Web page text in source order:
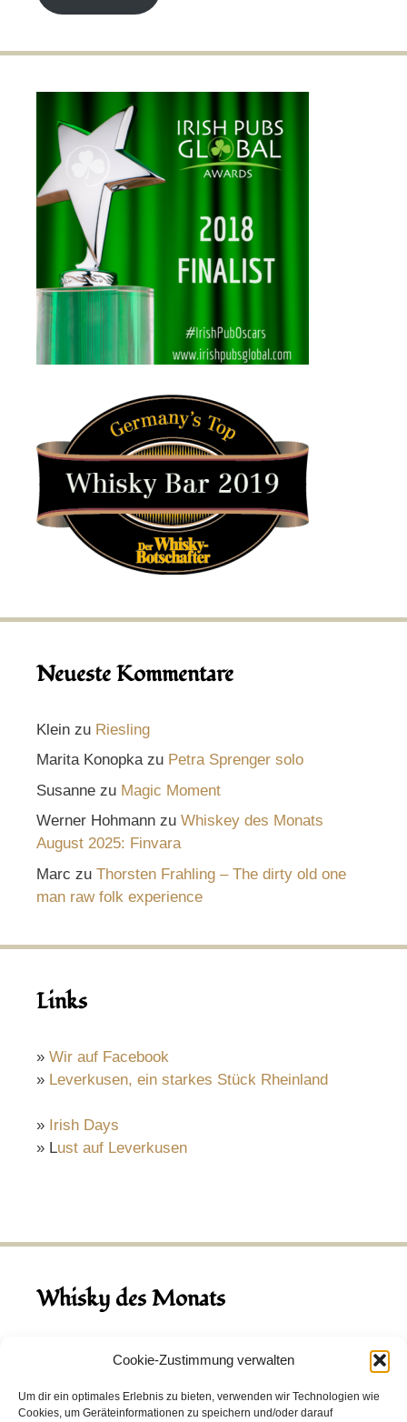
Cookie-Zustimmung verwalten
Um dir ein optimales Erlebnis zu bieten, verwenden wir Technologien wie
Cookies, um Geräteinformationen zu speichern und/oder darauf
Neueste Kommentare
Klein zu Riesling
Marita Konopkazu Petra Sprenger solo
Susanne zu Magic Moment
Werner Hohmann zu Whiskey des Monats
August 2025: Finvara
Marc zu Thorsten Frahling – The dirty old one
man raw folk experience
Links
» Wir auf Facebook
» Leverkusen, ein starkes Stück Rheinland
» Irish Days
» Lust auf Leverkusen
Whisky des Monats
August 2026
Hinch Double Wood
Destillerie:Hinch(Irland)